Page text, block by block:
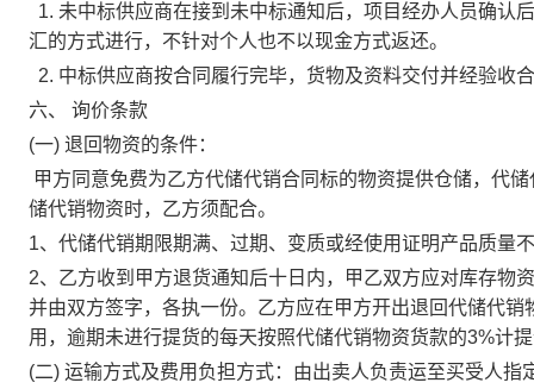
1. 未中标供应商在接到未中标通知后，项目经办人员确认
汇的方式进行，不针对个人也不以现金方式返还。
2. 中标供应商按合同履行完毕，货物及资料交付并经验收
六、
询价条款
(一) 退回物资的条件：
甲方同意免费为乙方代储代销合同标的物资提供仓储，代
储代销物资时，乙方须配合。
1、代储代销期限期满、过期、变质或经使用证明产品质量
2、乙方收到甲方退货通知后十日内，甲乙双方应对库存物
并由双方签字，各执一份。乙方应在甲方开出退回代储代
用，逾期未进行提货的每天按照代储代销物资货款的3%计
(二) 运输方式及费用负担方式：由出卖人负责运至买受人